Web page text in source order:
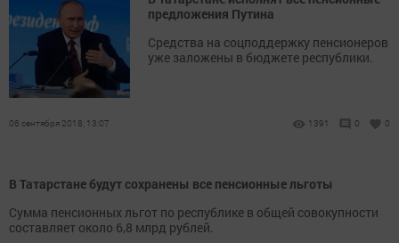
предложения Путина
Средства на соцподдержку пенсионеров
уже заложены в бюджете республики.
06 сентября 2018, 13:07 1391 0 0
В Татарстане будут сохранены все пенсионные льготы
Сумма пенсионных льгот по республике в общей совокупности
составляет около 6,8 млрд рублей.